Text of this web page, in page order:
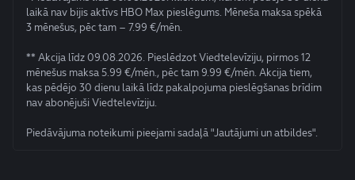
laikā nav bijis aktīvs HBO Max pieslēgums. Mēneša maksa spēkā
3 mēnešus, pēc tam – 7.99 €/mēn.
** Akcija līdz 09.08.2026. Pieslēdzot Viedtelevīziju, pirmos 12
mēnešus maksa 5.99 €/mēn., pēc tam 9.99 €/mēn. Akcija tiem,
kas pēdējo 30 dienu laikā līdz pakalpojuma pieslēgšanas brīdim
nav abonējuši Viedtelevīziju.
Piedāvājuma noteikumi pieejami sadaļā "Jautājumi un atbildes".